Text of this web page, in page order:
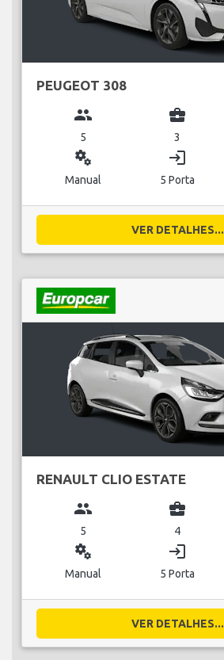
PEUGEOT 308
group
5
business_center
3
miscellaneous_services
Manual
login
5 Porta
VER DETALHES...
RENAULT CLIO ESTATE
group
5
business_center
4
miscellaneous_services
Manual
login
5 Porta
VER DETALHES...